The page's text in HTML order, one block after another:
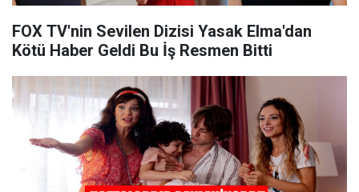
FOX TV'nin Sevilen Dizisi Yasak Elma'dan
Kötü Haber Geldi Bu İş Resmen Bitti